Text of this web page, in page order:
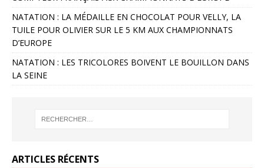
NATATION : LA MÉDAILLE EN CHOCOLAT POUR VELLY, LA
TUILE POUR OLIVIER SUR LE 5 KM AUX CHAMPIONNATS
D’EUROPE
NATATION : LES TRICOLORES BOIVENT LE BOUILLON DANS
LA SEINE
ARTICLES RÉCENTS